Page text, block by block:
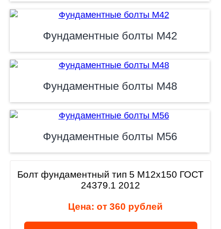
Фундаментные болты М42
Фундаментные болты М48
Фундаментные болты М56
Болт фундаментный тип 5 М12х150 ГОСТ
24379.1 2012
Цена: от 360 рублей